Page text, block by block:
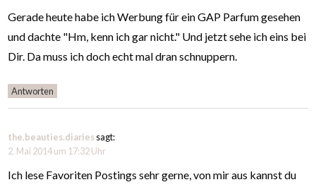
Gerade heute habe ich Werbung für ein GAP Parfum gesehen
und dachte "Hm, kenn ich gar nicht." Und jetzt sehe ich eins bei
Dir. Da muss ich doch echt mal dran schnuppern.
Antworten
the.beauties.diariessagt:
2. Mai 2014 um 17:32 Uhr
Ich lese Favoriten Postings sehr gerne, von mir aus kannst du